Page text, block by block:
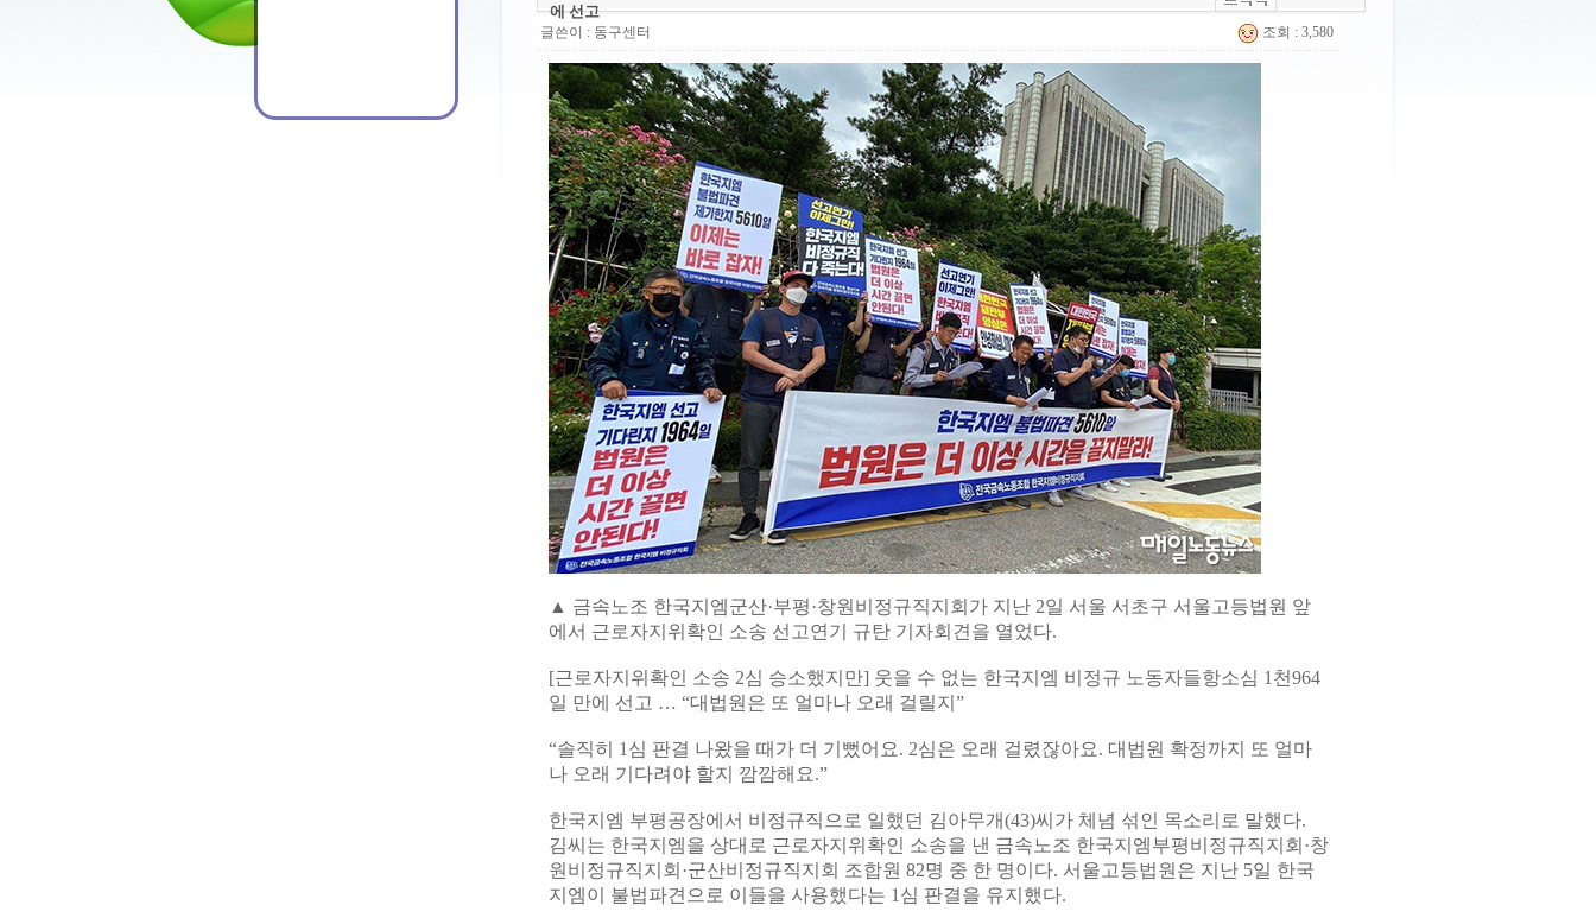
에 선고
글쓴이 : 동구센터 조회 : 3,580
▲ 금속노조 한국지엠군산·부평·창원비정규직지회가 지난 2일 서울 서초구 서울고등법원 앞
에서 근로자지위확인 소송 선고연기 규탄 기자회견을 열었다.
[근로자지위확인 소송 2심 승소했지만] 웃을 수 없는 한국지엠 비정규 노동자들항소심 1천964
일 만에 선고 … “대법원은 또 얼마나 오래 걸릴지”
“솔직히 1심 판결 나왔을 때가 더 기뻤어요. 2심은 오래 걸렸잖아요. 대법원 확정까지 또 얼마
나 오래 기다려야 할지 깜깜해요.”
한국지엠 부평공장에서 비정규직으로 일했던 김아무개(43)씨가 체념 섞인 목소리로 말했다.
김씨는 한국지엠을 상대로 근로자지위확인 소송을 낸 금속노조 한국지엠부평비정규직지회·창
원비정규직지회·군산비정규직지회 조합원 82명 중 한 명이다. 서울고등법원은 지난 5일 한국
지엠이 불법파견으로 이들을 사용했다는 1심 판결을 유지했다.